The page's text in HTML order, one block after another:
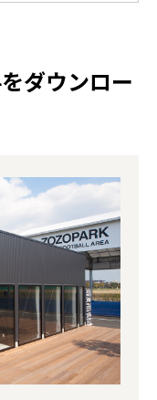
ダウンロー